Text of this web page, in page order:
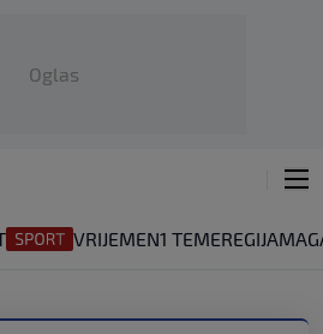
Oglas
VRIJEMEN1 TEMEREGIJA